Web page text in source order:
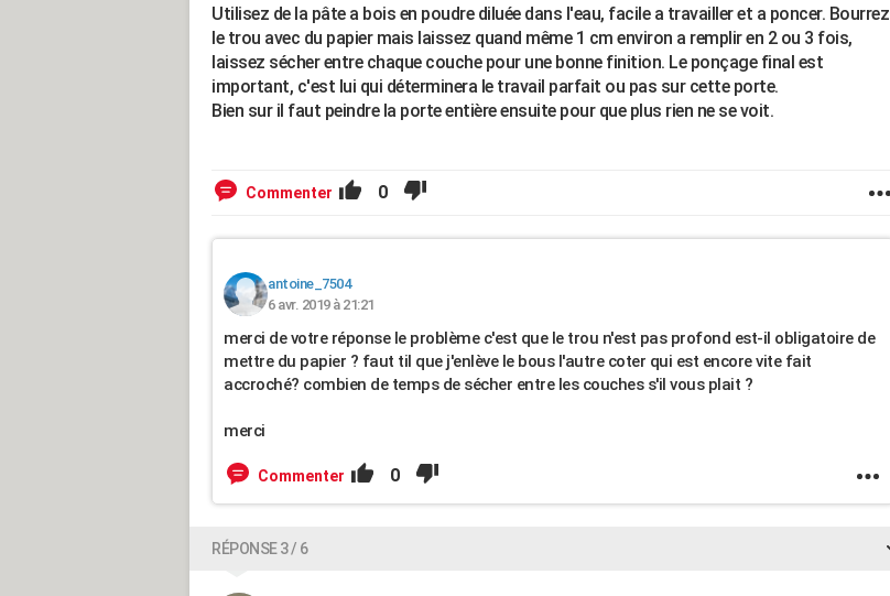
Utilisez de la pâte a bois en poudre diluée dans l'eau, facile a travailler et a poncer. Bourrez
le trou avec du papier mais laissez quand même 1 cm environ a remplir en 2 ou 3 fois,
laissez sécher entre chaque couche pour une bonne finition. Le ponçage final est
important, c'est lui qui déterminera le travail parfait ou pas sur cette porte.
Bien sur il faut peindre la porte entière ensuite pour que plus rien ne se voit.
Commenter 0
antoine_7504
6 avr. 2019 à 21:21
merci de votre réponse le problème c'est que le trou n'est pas profond est-il obligatoire de
mettre du papier ? faut til que j'enlève le bous l'autre coter qui est encore vite fait
accroché? combien de temps de sécher entre les couches s'il vous plait ?
merci
Commenter 0
RÉPONSE 3 / 6